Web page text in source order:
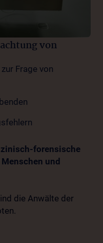
von
Frage von
forensische
und
die Anwälte der